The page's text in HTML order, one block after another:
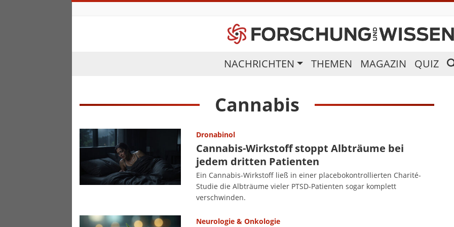
NACHRICHTEN THEMEN MAGAZIN QUIZ
Cannabis
Dronabinol
Cannabis-Wirkstoff stoppt Albträume bei
jedem dritten Patienten
Ein Cannabis-Wirkstoff ließ in einer placebokontrollierten Charité-
Studie die Albträume vieler PTSD-Patienten sogar komplett
verschwinden.
Neurologie & Onkologie